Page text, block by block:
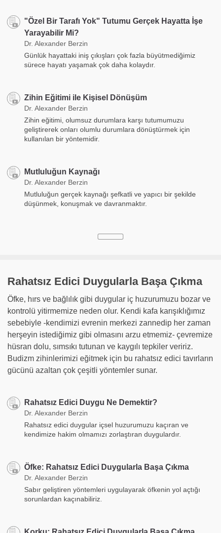
"Özel Bir Tarafı Yok" Tutumu Gerçek Hayatta İşe
Yarayabilir Mi?
Dr. Alexander Berzin
Günlük hayattaki iniş çıkışları çok fazla büyütmediğimiz
sürece hayatı yaşamak çok daha kolaydır.
Zihin Eğitimi ile Kişisel Dönüşüm
Dr. Alexander Berzin
Zihin eğitimi, olumsuz durumlara karşı tutumumuzu
geliştirerek onları olumlu durumlara dönüştürmek için
kullanılan bir yöntemidir.
Mutluluğun Kaynağı
Dr. Alexander Berzin
Mutluluğun gerçek kaynağı şefkatli ve yapıcı bir şekilde
düşünmek, konuşmak ve davranmaktır.
Rahatsız Edici Duygularla Başa Çıkma
Öfke, hırs ve bağlılık gibi duygular iç huzurumuzu bozar ve
kontrolü yitirmemize neden olur. Kendi kafa karışıklığımız
sebebiyle -kendimizi evrenin merkezi zannedip her zaman
herşeyin istediğimiz gibi olmasını arzu etmemiz- çevremize
hüsran dolu, sımsıkı tutunan ve kaygılı tepkiler veririz.
Budizm zihinlerimizi eğitmek için bu rahatsız edici tavırların
gücünü azaltan çok çeşitli yöntemler sunar.
Rahatsız Edici Duygu Ne Demektir?
Dr. Alexander Berzin
Rahatsız edici duygular içsel huzurumuzu kaçıran ve
kendimize hakim olmamızı zorlaştıran duygulardır.
Öfke: Rahatsız Edici Duygularla Başa Çıkma
Dr. Alexander Berzin
Sabır geliştiren yöntemleri uygulayarak öfkenin yol açtığı
sorunlardan kaçınabiliriz.